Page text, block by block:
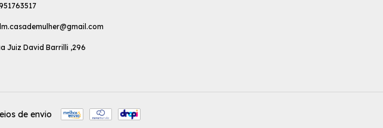
Juiz David Barrilli ,296
de envio